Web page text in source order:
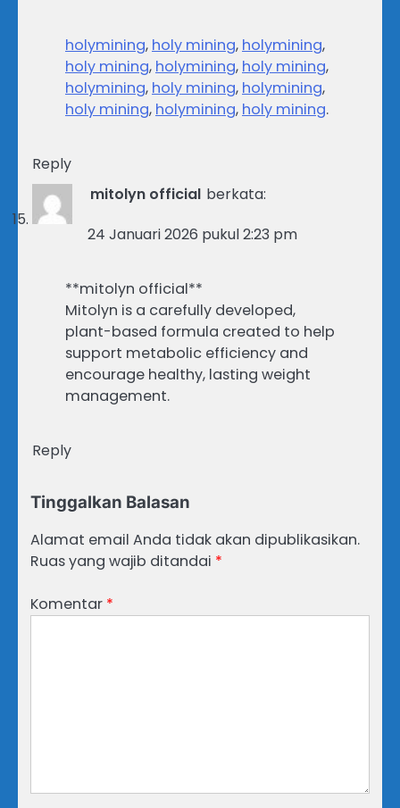
holymining, holy mining, holymining,
holy mining, holymining, holy mining,
holymining, holy mining, holymining,
holy mining, holymining, holy mining.
Reply
mitolyn official berkata:
24 Januari 2026 pukul 2:23 pm
**mitolyn official**
Mitolyn is a carefully developed,
plant-based formula created to help
support metabolic efficiency and
encourage healthy, lasting weight
management.
Reply
Tinggalkan Balasan
Alamat email Anda tidak akan dipublikasikan.
Ruas yang wajib ditandai *
Komentar *